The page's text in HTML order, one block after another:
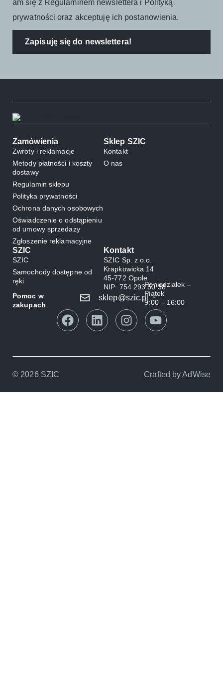
am się z Regulaminem newslettera i Polityką
prywatności oraz akceptuję ich postanowienia.
Zapisuję się do newslettera!
Zamówienia
Zwroty i reklamacje
Metody płatności i koszty
dostawy
Regulamin sklepu
Polityka prywatności
Ochrona danych osobowych
Oświadczenie o odstąpieniu
od umowy sprzedaży
Zgłoszenie reklamacyjne
Sklep SZIC
Kontakt
O nas
SZIC
SZIC
Samochody dostępne od
ręki
Kontakt
SZIC Sp. z o.o.
Krapkowicka 14
45-772 Opole
NIP: 754 293 50 38
Pomoc w
zakupach
Poniedziałek –
Piątek
9:00 – 16:00
sklep@szic.pl
© 2026 SZIC Crafted byAdWise